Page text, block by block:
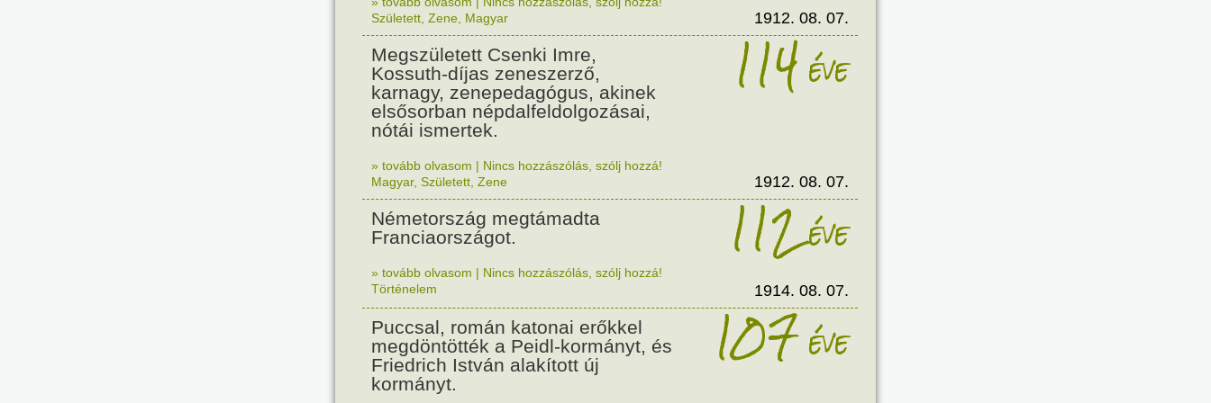
Született Zene Magyar 1912. 08. 07.
Megszületett Csenki Imre,
Kossuth-díjas zeneszerző,
karnagy, zenepedagógus, akinek
elsősorban népdalfeldolgozásai,
nótái ismertek.
114éve
» tovább olvasom | Nincs hozzászólás, szólj hozzá!
Magyar, Született Zene 1912. 08. 07.
Németország megtámadta
Franciaországot.
112éve
» tovább olvasom | Nincs hozzászólás, szólj hozzá!
Történelem
1914. 08. 07.
Puccsal, román katonai erőkkel
megdöntötték a Peidl-kormányt, és
Friedrich István alakított új
kormányt.
107éve